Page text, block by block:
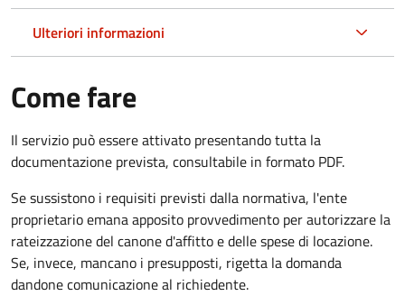
Ulteriori informazioni
Come fare
Il servizio può essere attivato presentando tutta la
documentazione prevista, consultabile in formato PDF.
Se sussistono i requisiti previsti dalla normativa, l'ente
proprietario emana apposito provvedimento per autorizzare la
rateizzazione del canone d'affitto e delle spese di locazione.
Se, invece, mancano i presupposti, rigetta la domanda
dandone comunicazione al richiedente.